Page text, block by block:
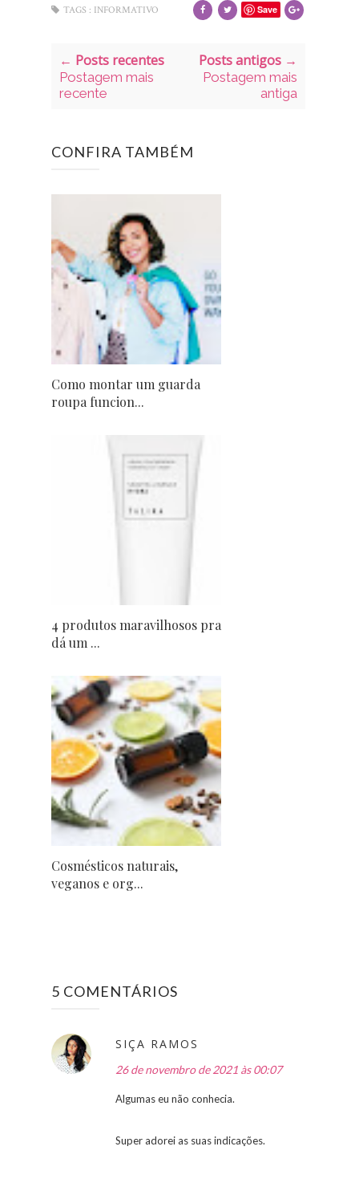
Save
TAGS : INFORMATIVO
← Posts recentes
Postagem mais
recente
Posts antigos →
Postagem mais
antiga
CONFIRA TAMBÉM
Como montar um guarda
roupa funcion...
4 produtos maravilhosos pra
dá um ...
Cosmésticos naturais,
veganos e org...
5 COMENTÁRIOS
SIÇA RAMOS
26 de novembro de 2021 às 00:07
Algumas eu não conhecia.
Super adorei as suas indicações.